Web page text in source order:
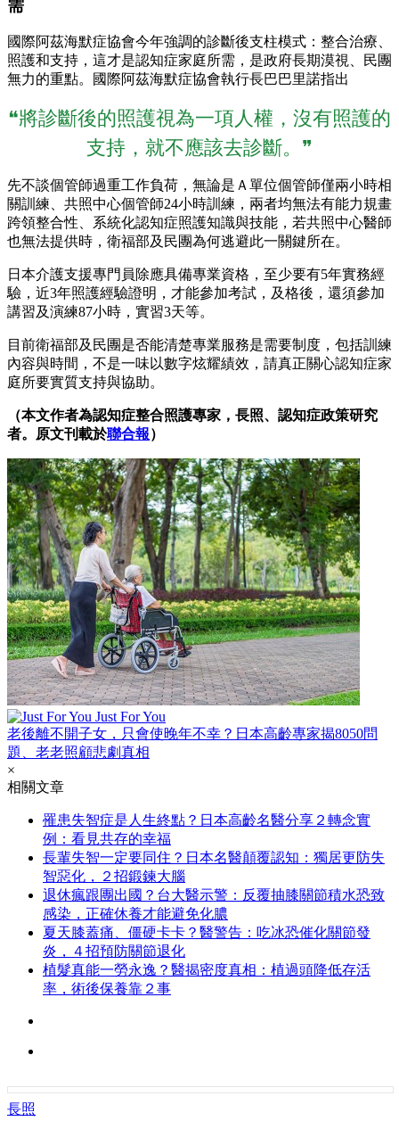
需
國際阿茲海默症協會今年強調的診斷後支柱模式：整合治療、
照護和支持，這才是認知症家庭所需，是政府長期漠視、民團
無力的重點。國際阿茲海默症協會執行長巴巴里諾指出
❝將診斷後的照護視為一項人權，沒有照護的
支持，就不應該去診斷。❞
先不談個管師過重工作負荷，無論是Ａ單位個管師僅兩小時相
關訓練、共照中心個管師24小時訓練，兩者均無法有能力規畫
跨領整合性、系統化認知症照護知識與技能，若共照中心醫師
也無法提供時，衛福部及民團為何逃避此一關鍵所在。
日本介護支援專門員除應具備專業資格，至少要有5年實務經
驗，近3年照護經驗證明，才能參加考試，及格後，還須參加
講習及演練87小時，實習3天等。
目前衛福部及民團是否能清楚專業服務是需要制度，包括訓練
內容與時間，不是一味以數字炫耀績效，請真正關心認知症家
庭所要實質支持與協助。
（本文作者為認知症整合照護專家，長照、認知症政策研究
者。
原文刊載於聯合報）
Just For You
老後離不開子女，只會使晚年不幸？日本高齡專家揭8050問
題、老老照顧悲劇真相
×
相關文章
罹患失智症是人生終點？日本高齡名醫分享２轉念實
例：看見共存的幸福
長輩失智一定要同住？日本名醫顛覆認知：獨居更防失
智惡化，２招鍛鍊大腦
退休瘋跟團出國？台大醫示警：反覆抽膝關節積水恐致
感染，正確休養才能避免化膿
夏天膝蓋痛、僵硬卡卡？醫警告：吃冰恐催化關節發
炎，４招預防關節退化
植髮真能一勞永逸？醫揭密度真相：植過頭降低存活
率，術後保養靠２事
長照